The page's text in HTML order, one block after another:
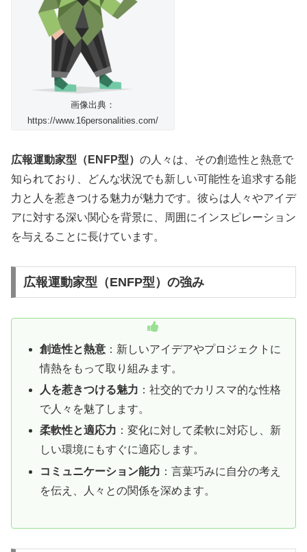
画像出典：
https://www.16personalities.com/
広報運動家型（ENFP型） の人々は、その創造性と熱意で
知られており、どんな状況でも新しい可能性を追求する能
力と人を惹きつける魅力が魅力です。彼らは人々やアイデ
アに対する深い関心を背景に、周囲にインスピレーション
を与えることに長けています。
広報運動家型（ENFP型）の強み
創造性と熱意 ：新しいアイデアやプロジェクトに
情熱をもって取り組みます。
人を惹きつける魅力 ：社交的でカリスマ的な性格
で人々を魅了します。
柔軟性と適応力 ：変化に対して柔軟に対応し、新
しい環境にもすぐに適応します。
コミュニケーション能力 ：言葉巧みに自分の考え
を伝え、人々との関係を深めます。